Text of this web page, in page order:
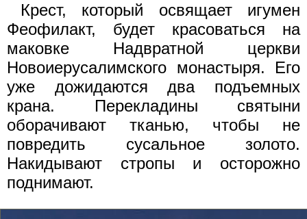
Крест, который освящает игумен
Феофилакт, будет красоваться на
маковке Надвратной церкви
Новоиерусалимского монастыря. Его
уже дожидаются два подъемных
крана. Перекладины святыни
оборачивают тканью, чтобы не
повредить сусальное золото.
Накидывают стропы и осторожно
поднимают.